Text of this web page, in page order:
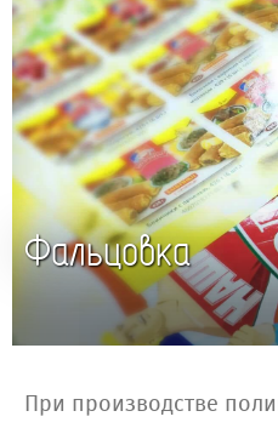
Фальцовка
При производстве